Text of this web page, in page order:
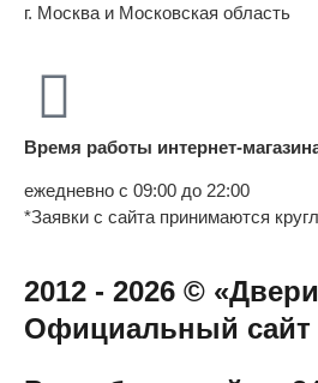
г. Москва и Московская область
Время работы интернет-
ежедневно с 09:00 до 22:00
*Заявки с сайта принимаются
2012 - 2026 ©
Официальный сайт